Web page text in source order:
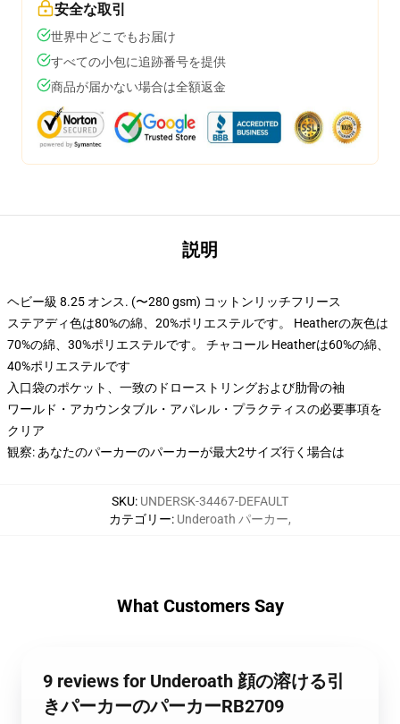
安全な取引
世界中どこでもお届け
すべての小包に追跡番号を提供
商品が届かない場合は全額返金
説明
ヘビー級 8.25 オンス. (〜280 gsm) コットンリッチフリース
ステアディ色は80%の綿、20%ポリエステルです。 Heatherの灰色は
70%の綿、30%ポリエステルです。 チャコール Heatherは60%の綿、
40%ポリエステルです
入口袋のポケット、一致のドローストリングおよび肋骨の袖
ワールド・アカウンタブル・アパレル・プラクティスの必要事項を
クリア
観察: あなたのパーカーのパーカーが最大2サイズ行く場合は
SKU: UNDERSK-34467-DEFAULT
カテゴリー: Underoath パーカー,
What Customers Say
9 reviews for Underoath 顔の溶ける引
きパーカーのパーカーRB2709